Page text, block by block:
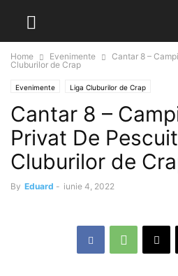
Home Evenimente
Cantar 8 –
Cluburilor de Crap
Evenimente Liga Cluburilor de Crap
Cantar 8 –
Privat De
Cluburilor de
By Eduard - iunie 4, 2022